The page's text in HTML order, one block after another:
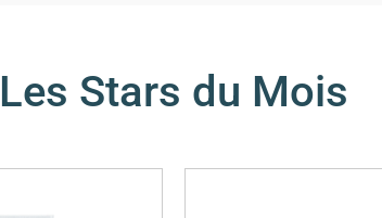
Les Stars du Mois